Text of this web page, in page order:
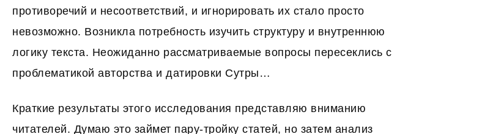
противоречий и несоответствий, и игнорировать их стало просто
невозможно. Возникла потребность изучить структуру и внутреннюю
логику текста. Неожиданно рассматриваемые вопросы пересеклись с
проблематикой авторства и датировки Сутры…
Краткие результаты этого исследования представляю вниманию
читателей. Думаю это займет пару-тройку статей, но затем анализ